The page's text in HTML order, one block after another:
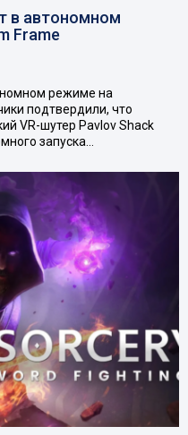
в автономном
Frame
режиме на
подтвердили, что
VR-шутер Pavlov Shack
запуска…